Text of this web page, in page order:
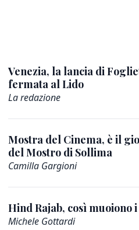
Venezia, la lancia di
fermata al Lido
La redazione
Mostra del Cinema, è il
del Mostro di Sollima
Camilla Gargioni
Hind Rajab, così muoiono
Michele Gottardi